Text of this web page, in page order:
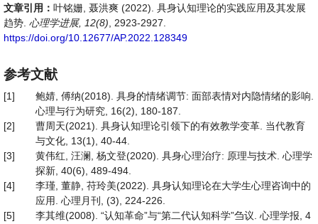
文章引用： 叶铭姗, 聂洪爽 (2022). 具身认知理论的实践应用及其发展
趋势. 心理学进展, 12(8) , 2923-2927.
https://doi.org/10.12677/AP.2022.128349
参考文献
[1]
鲍婧, 傅纳(2018). 具身的情绪调节: 面部表情对内隐情绪的影响.
心理与行为研究, 16(2), 180-187.
[2]
曹周天(2021). 具身认知理论引领下的有效教学变革. 当代教育
与文化, 13(1), 40-44.
[3]
黄伟红, 汪澜, 杨文登(2020). 具身心理治疗: 原理与技术. 心理学
探新, 40(6), 489-494.
[4]
李瑾, 董静, 苻玲美(2022). 具身认知理论在大学生心理咨询中的
应用. 心理月刊, (3), 224-226.
[5]
李其维(2008). “认知革命”与“第二代认知科学”刍议. 心理学报, 4